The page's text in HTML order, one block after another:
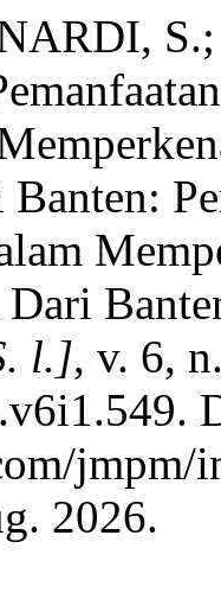
Dari
l.], v. 6,
2026.